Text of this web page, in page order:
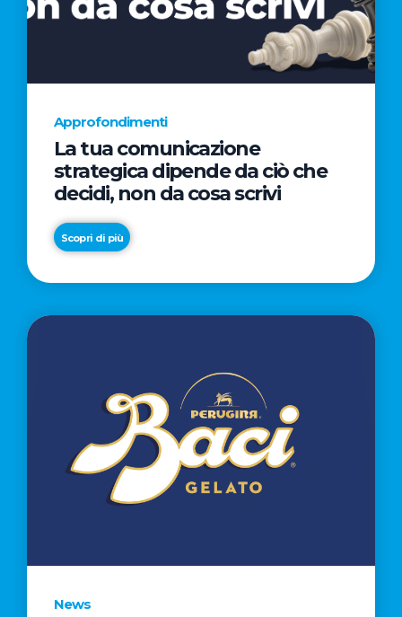
AL
CINEMA
NELLA
CAMPAGNA
REGISTA
PREMIO
OSCAR®
Approfondimenti
La tua comunicazione
strategica dipende da ciò che
decidi, non da cosa scrivi
Scopri di più
News